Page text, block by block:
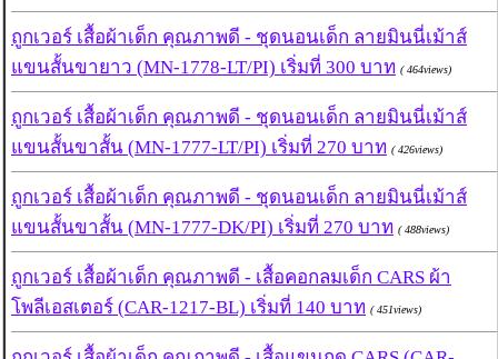
ถูกเวอร์ เสื้อผ้าเด็ก คุณภาพดี - ชุดนอนเด็ก ลายมินนี่เม้าส์
แขนสั้นขายาว (MN-1778-LT/PI) เริ่มที่ 300 บาท ( 464views)
ถูกเวอร์ เสื้อผ้าเด็ก คุณภาพดี - ชุดนอนเด็ก ลายมินนี่เม้าส์
แขนสั้นขาสั้น (MN-1777-LT/PI) เริ่มที่ 270 บาท ( 426views)
ถูกเวอร์ เสื้อผ้าเด็ก คุณภาพดี - ชุดนอนเด็ก ลายมินนี่เม้าส์
แขนสั้นขาสั้น (MN-1777-DK/PI) เริ่มที่ 270 บาท ( 488views)
ถูกเวอร์ เสื้อผ้าเด็ก คุณภาพดี - เสื้อคอกลมเด็ก CARS ผ้า
โพลีเอสเตอร์ (CAR-1217-BL) เริ่มที่ 140 บาท ( 451views)